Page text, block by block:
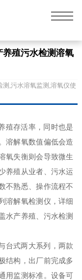
殖污水检测溶氧
法
,污水溶氧监测,溶氧仪使
存活率，同时也是
溶解氧数值偏低会造
氧失衡则会导致微生
养殖从业者、污水运
不熟悉、操作流程不
溶解氧检测仪，详细
水产养殖、污水检测
式两大系列，两款
结构，出厂前完成多
用监测标准。设备可